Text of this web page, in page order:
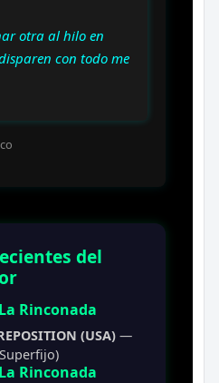
otra al hilo en
con todo me
del
Rinconada
(USA) —
Rinconada